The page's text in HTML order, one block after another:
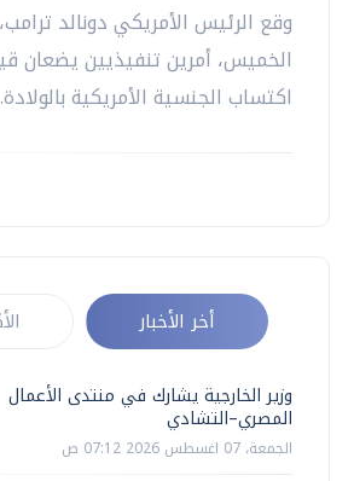
وقع الرئيس الأمريكي دونالد
الخميس، أمرين تنفيذيين يضعان
اكتساب الجنسية الأمريكية بالولادة.
أخر الأخبار
وزير الخارجية يشارك في منتدى الأعمال
المصري–التشادي
الجمعة، 07 اغسطس 2026 07:12 ص